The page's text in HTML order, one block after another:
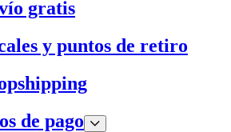
gratis
y puntos de retiro
de pago